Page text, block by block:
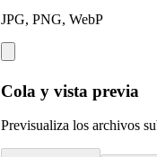
JPG, PNG, WebP
Cola y vista previa
Previsualiza los archivos